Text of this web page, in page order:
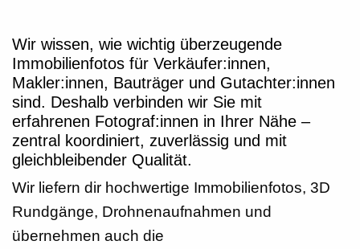
Wir wissen, wie wichtig überzeugende
Immobilienfotos für Verkäufer:innen,
Makler:innen, Bauträger und Gutachter:innen
sind. Deshalb verbinden wir Sie mit
erfahrenen Fotograf:innen in Ihrer Nähe –
zentral koordiniert, zuverlässig und mit
gleichbleibender Qualität.
Wir liefern dir hochwertige Immobilienfotos, 3D
Rundgänge, Drohnenaufnahmen und
übernehmen auch die